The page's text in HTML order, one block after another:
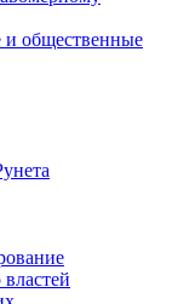
и общественные